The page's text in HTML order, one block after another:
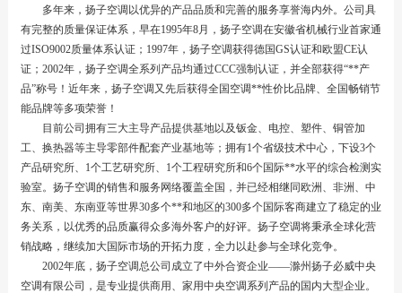
多年来，扬子空调以优异的产品品质和完善的服务享誉海内外。公司具
有完整的质量保证体系，早在1995年8月，扬子空调在安徽省机械行业首家通
过ISO9002质量体系认证；1997年，扬子空调获得德国GS认证和欧盟CE认
证；2002年，扬子空调全系列产品均通过CCC强制认证，并全部获得“**产
品”称号！近年来，扬子空调又先后获得全国空调**性价比品牌、全国畅销节
能品牌等多项荣誉！
目前公司拥有三大主导产品提供基地以及钣金、电控、塑件、铜管加
工、换热器等主导零部件配套产业基地等；拥有1个省级技术中心，下设3个
产品研究所、1个工艺研究所、1个工程研究所和6个国际**水平的综合检测实
验室。扬子空调的销售和服务网络覆盖全国，并已经相继同欧洲、非洲、中
东、南美、东南亚等世界30多个**和地区的300多个国际客商建立了稳定的业
务关系，以优秀的品质赢得众多海外客户的好评。扬子空调将秉承全球化营
销战略，继续加大国际市场的开拓力度，全力以赴参与全球化竞争。
2002年底，扬子空调总公司成立了中外合资企业——滁州扬子必威中央
空调有限公司，是专业提供商用、家用中央空调系列产品的国内大型企业。